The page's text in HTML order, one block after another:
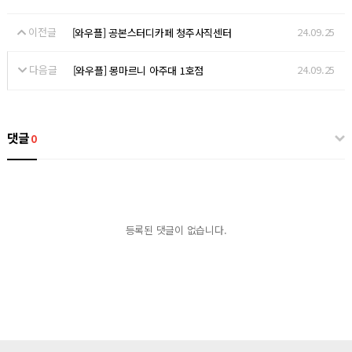
이전글 [와우플] 공본스터디카페 청주사직센터 24.09.25
다음글 [와우플] 몽마르니 아주대 1호점 24.09.25
댓글0
등록된 댓글이 없습니다.